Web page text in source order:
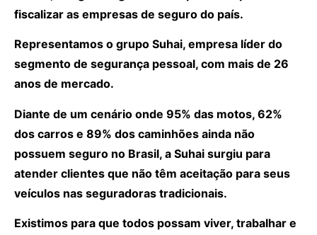
fiscalizar as empresas de seguro do país.
Representamos o grupo Suhai, empresa líder do
segmento de segurança pessoal, com mais de 26
anos de mercado.
Diante de um cenário onde 95% das motos, 62%
dos carros e 89% dos caminhões ainda não
possuem seguro no Brasil, a Suhai surgiu para
atender clientes que não têm aceitação para seus
veículos nas seguradoras tradicionais.
Existimos para que todos possam viver, trabalhar e